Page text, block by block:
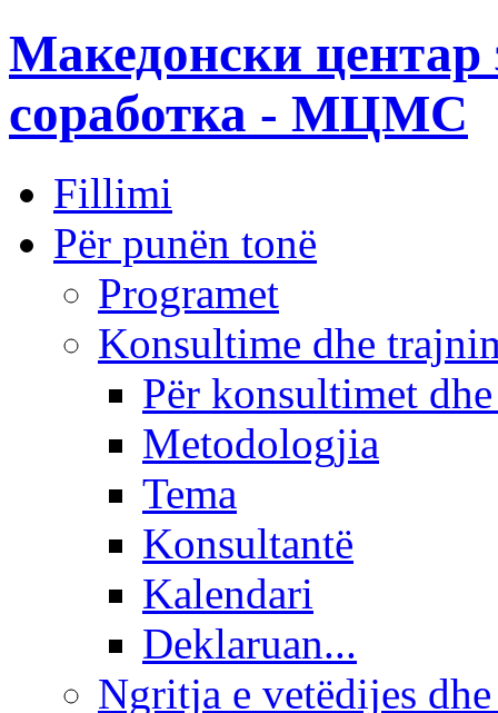
Македонски центар
соработка - МЦМС
Fillimi
Për punën tonë
Programet
Konsultime dhe
Për konsultimet
Metodologjia
Tema
Konsultantë
Kalendari
Deklaruan...
Ngritja e vetëdijes